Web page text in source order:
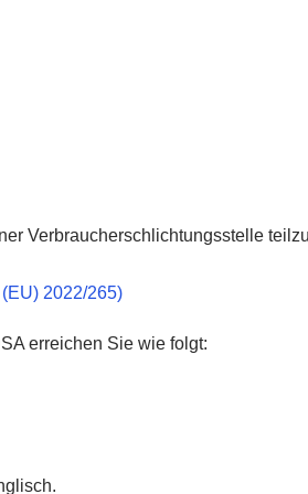
Verbraucherschlichtungsstelle
2022/265)
erreichen Sie wie folgt: